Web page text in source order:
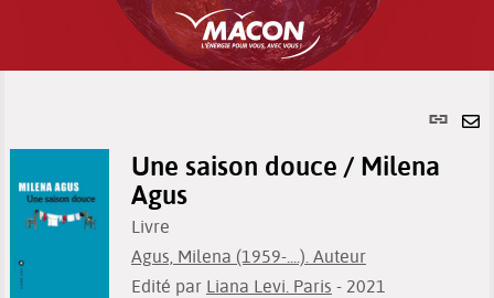
Lien
Une saison douce / Milena
Agus
Livre
Agus, Milena (1959-....). Auteur
Edité par Liana Levi. Paris - 2021